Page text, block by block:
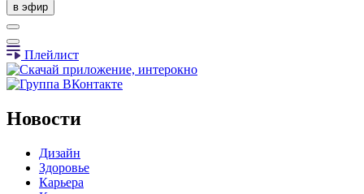
в эфир
Плейлист
Новости
Дизайн
Здоровье
Карьера